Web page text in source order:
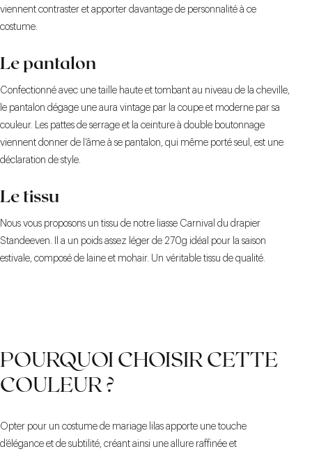
viennent contraster et apporter davantage de personnalité à ce
costume.
Le pantalon
Confectionné avec une taille haute et tombant au niveau de la cheville,
le pantalon dégage une aura vintage par la coupe et moderne par sa
couleur. Les pattes de serrage et la ceinture à double boutonnage
viennent donner de l’âme à se pantalon, qui même porté seul, est une
déclaration de style.
Le tissu
Nous vous proposons un tissu de notre liasse Carnival du drapier
Standeeven. Il a un poids assez léger de 270g idéal pour la saison
estivale, composé de laine et mohair. Un véritable tissu de qualité.
POURQUOI CHOISIR CETTE
COULEUR ?
Opter pour un costume de mariage lilas apporte une touche
d’élégance et de subtilité, créant ainsi une allure raffinée et